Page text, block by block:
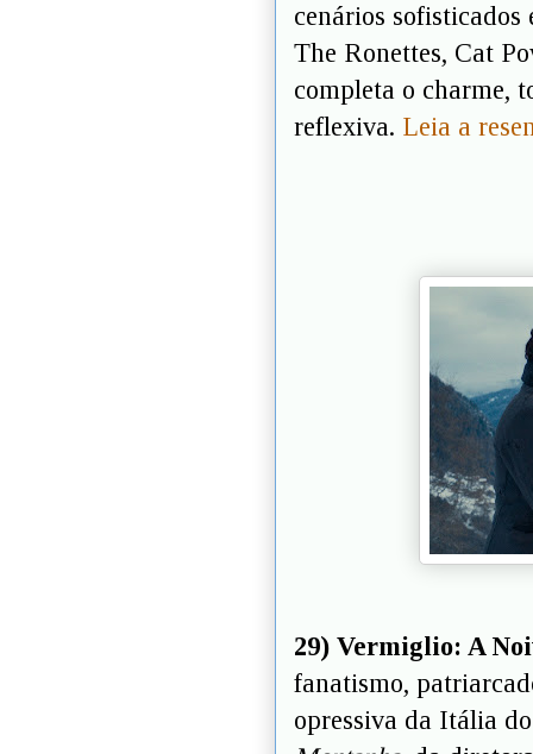
cenários
The Ronettes, Cat
completa o charme,
reflexiva. Leia a
29) Vermiglio: A
fanatismo,
opressiva da Itália